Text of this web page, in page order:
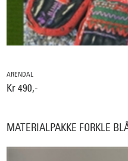
ARENDAL
Kr 490,-
MATERIALPAKKE FORKLE